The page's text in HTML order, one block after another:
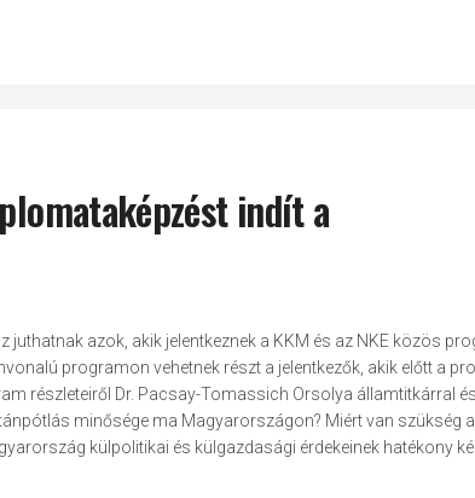
indít a
azok, akik jelentkeznek a KKM és az NKE közös
programon vehetnek részt a jelentkezők, akik előtt a
részleteiről Dr. Pacsay-Tomassich Orsolya államtitkárral
minősége ma Magyarországon? Miért van szükség a
külpolitikai és külgazdasági érdekeinek hatékony